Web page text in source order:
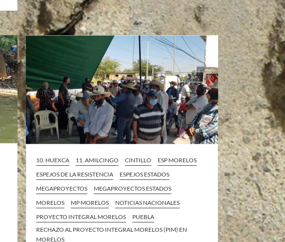
10. HUEXCA 11. AMILCINGO CINTILLO
ESP MORELOS
ESPEJOS DE LA RESISTENCIA
ESPEJOS ESTADOS
MEGAPROYECTOS
MEGAPROYECTOS ESTADOS
MORELOS
MP MORELOS
NOTICIAS NACIONALES
PROYECTO INTEGRAL MORELOS
PUEBLA
RECHAZO AL PROYECTO INTEGRAL MORELOS (PIM) EN
MORELOS